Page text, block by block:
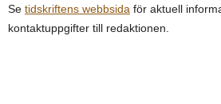
Se tidskriftens webbsida för aktuell
kontaktuppgifter till redaktionen.